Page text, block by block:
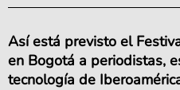
Así está previsto el
en Bogotá a periodistas,
tecnología de